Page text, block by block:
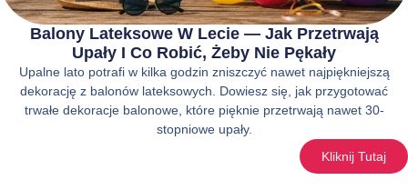
Balony Lateksowe W Lecie — Jak Przetrwają
Upały I Co Robić, Żeby Nie Pękały
Upalne lato potrafi w kilka godzin zniszczyć nawet najpiękniejszą
dekorację z balonów lateksowych. Dowiesz się, jak przygotować
trwałe dekoracje balonowe, które pięknie przetrwają nawet 30-
stopniowe upały.
Kliknij Tutaj